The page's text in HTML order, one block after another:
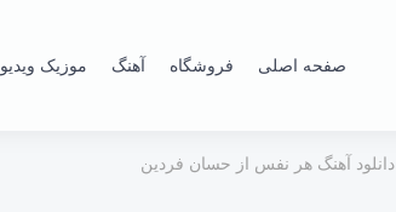
صفحه اصلی فروشگاه آهنگ موزیک ویدیو
دانلود آهنگ هر نفس از حسان فردین